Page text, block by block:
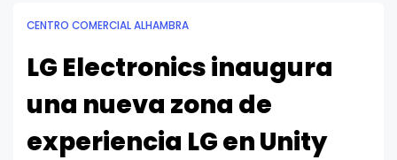
CENTRO COMERCIAL ALHAMBRA
LG Electronics inaugura
una nueva zona de
experiencia LG en Unity